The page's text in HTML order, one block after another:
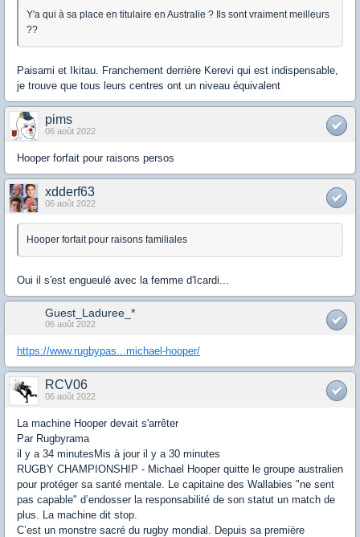
Y'a qui à sa place en titulaire en Australie ? Ils sont vraiment meilleurs
??
Paisami et Ikitau. Franchement derrière Kerevi qui est indispensable,
je trouve que tous leurs centres ont un niveau équivalent
pims
06 août 2022
Hooper forfait pour raisons persos
xdderf63
06 août 2022
Hooper forfait pour raisons familiales
Oui il s'est engueulé avec la femme d'Icardi...
Guest_Laduree_*
06 août 2022
https://www.rugbypas...michael-hooper/
RCV06
06 août 2022
La machine Hooper devait s'arrêter
Par Rugbyrama
il y a 34 minutesMis à jour il y a 30 minutes
RUGBY CHAMPIONSHIP - Michael Hooper quitte le groupe australien
pour protéger sa santé mentale. Le capitaine des Wallabies "ne sent
pas capable" d’endosser la responsabilité de son statut un match de
plus. La machine dit stop.
C’est un monstre sacré du rugby mondial. Depuis sa première